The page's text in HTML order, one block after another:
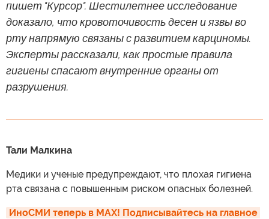
пишет "Курсор". Шестилетнее исследование
доказало, что кровоточивость десен и язвы во
рту напрямую связаны с развитием карциномы.
Эксперты рассказали, как простые правила
гигиены спасают внутренние органы от
разрушения.
Тали Малкина
Медики и ученые предупреждают, что плохая гигиена
рта связана с повышенным риском опасных болезней.
ИноСМИ теперь в MAX! Подписывайтесь на главное